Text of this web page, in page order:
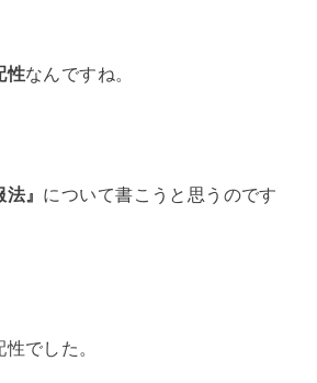
性なんですね。
』 について書こうと思うのです
でした。